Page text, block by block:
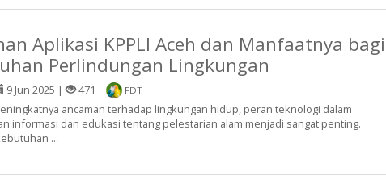
Aplikasi KPPLI Aceh dan Manfaatnya bagi
Perlindungan Lingkungan
9 Jun 2025 | 471 FDT
ancaman terhadap lingkungan hidup, peran teknologi dalam
informasi dan edukasi tentang pelestarian alam menjadi sangat penting.
...